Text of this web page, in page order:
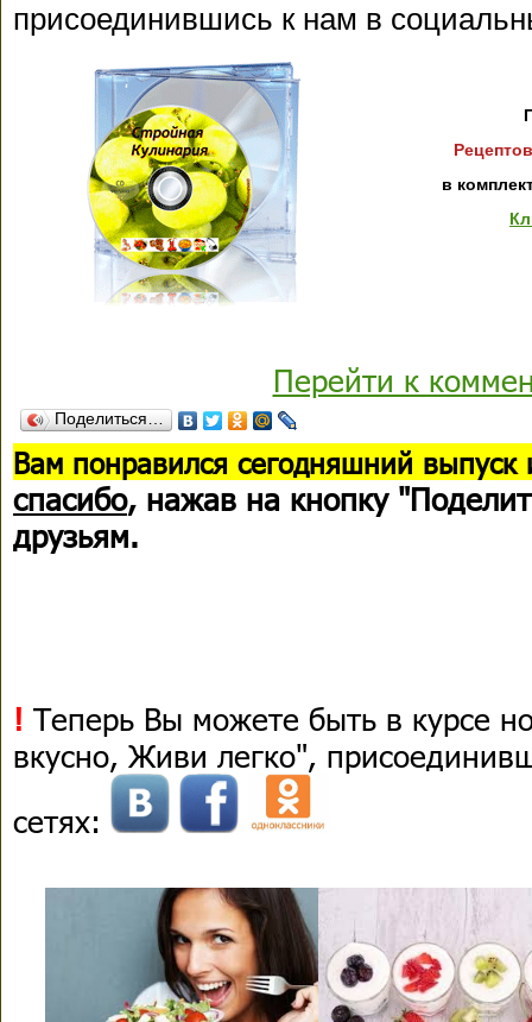
присоединившись к нам в
в
Перейти к
Поделиться…
Вам понравился сегодняшний выпуск
спасибо, нажав на кнопку
друзьям.
! Теперь Вы можете быть в курсе
вкусно, Живи легко",
сетях: